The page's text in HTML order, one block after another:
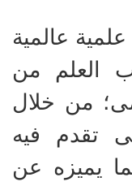
علمية عالمية
العلم من
من خلال
تقدم فيه
يميزه عن